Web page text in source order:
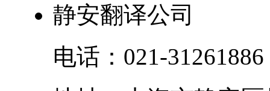
静安翻译公司
电话： 021-31261886